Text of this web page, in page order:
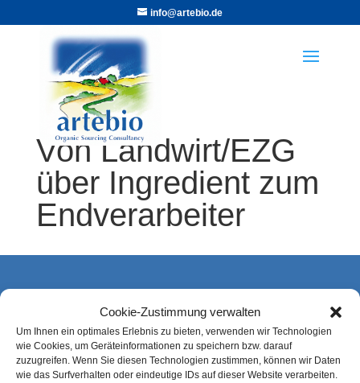
Cookie-Zustimmung verwalten
Um Ihnen ein optimales Erlebnis zu bieten, verwenden wir Technologien
wie Cookies, um Geräteinformationen zu speichern bzw. darauf
zuzugreifen. Wenn Sie diesen Technologien zustimmen, können wir Daten
wie das Surfverhalten oder eindeutige IDs auf dieser Website verarbeiten.
info@artebio.de
Von Landwirt/EZG
über Ingredient zum
Endverarbeiter
Alexandra Thöring
artebio
Kolberger Straße 7